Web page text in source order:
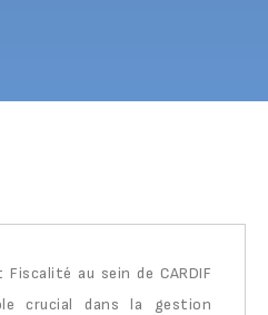
au sein de CARDIF
crucial dans la gestion